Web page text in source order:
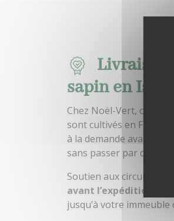
Livraison
sapin en Isère
Chez Noël-Vert, on ne
sont cultivés en France,
à la demande avant
sans passer par des
Soutien aux circuits
avant l’expédition
jusqu’à votre immeuble